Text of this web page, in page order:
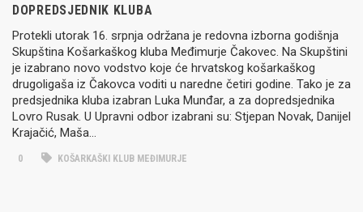
DOPREDSJEDNIK KLUBA
Protekli utorak 16. srpnja održana je redovna izborna godišnja
Skupština Košarkaškog kluba Međimurje Čakovec. Na Skupštini
je izabrano novo vodstvo koje će hrvatskog košarkaškog
drugoligaša iz Čakovca voditi u naredne četiri godine. Tako je za
predsjednika kluba izabran Luka Munđar, a za dopredsjednika
Lovro Rusak. U Upravni odbor izabrani su: Stjepan Novak, Danijel
Krajačić, Maša…
0 KOŠARKAŠKI KLUB MEĐIMURJE